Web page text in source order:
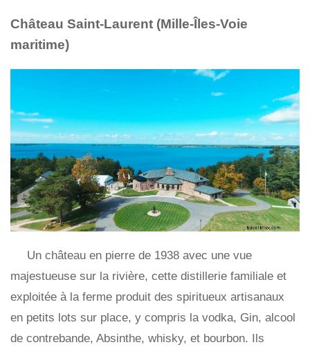
Château Saint-Laurent (Mille-Îles-Voie
maritime)
Un château en pierre de 1938 avec une vue
majestueuse sur la rivière, cette distillerie familiale et
exploitée à la ferme produit des spiritueux artisanaux
en petits lots sur place, y compris la vodka, Gin, alcool
de contrebande, Absinthe, whisky, et bourbon. Ils